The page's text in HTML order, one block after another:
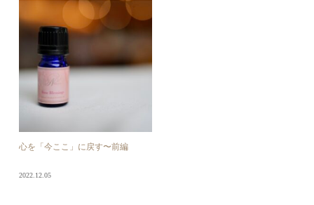
心を「今ここ」に戻す〜前編
2022.12.05